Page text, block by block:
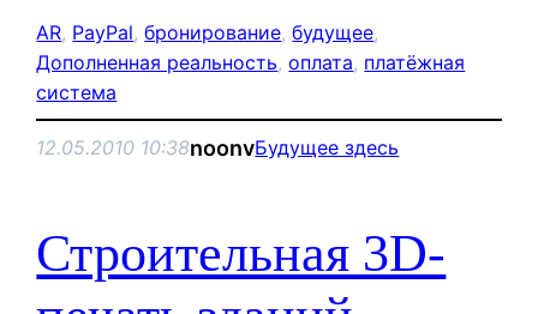
AR, PayPal, бронирование, будущее
Дополненная реальность, оплата, платёжная
система
12.05.2010 10:38noonvБудущее здесь
Строительная 3D-